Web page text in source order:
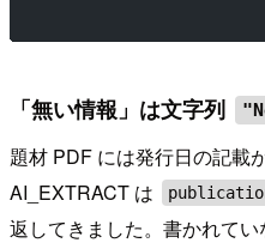
「無い情報」は文字列
題材 PDF には発行日の記載
AI_EXTRACT は
返してきました。書かれて